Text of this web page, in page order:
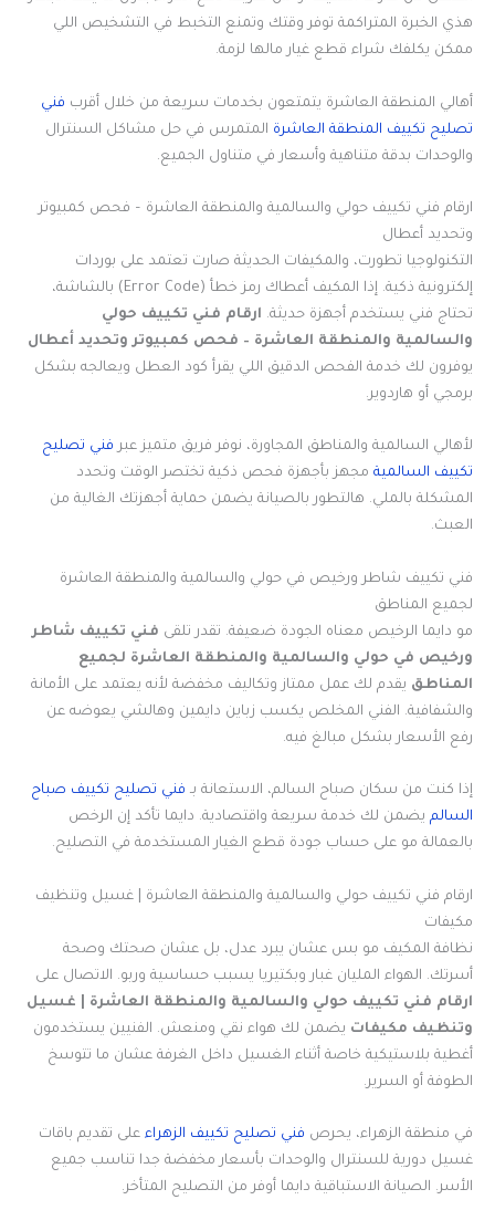
هذي الخبرة المتراكمة توفر وقتك وتمنع التخبط في التشخيص اللي
ممكن يكلفك شراء قطع غيار مالها لزمة.
أهالي المنطقة العاشرة يتمتعون بخدمات سريعة من خلال أقرب فني
تصليح تكييف المنطقة العاشرة المتمرس في حل مشاكل السنترال
والوحدات بدقة متناهية وأسعار في متناول الجميع.
ارقام فني تكييف حولي والسالمية والمنطقة العاشرة – فحص كمبيوتر
وتحديد أعطال
التكنولوجيا تطورت، والمكيفات الحديثة صارت تعتمد على بوردات
إلكترونية ذكية. إذا المكيف أعطاك رمز خطأ (Error Code) بالشاشة،
تحتاج فني يستخدم أجهزة حديثة. ارقام فني تكييف حولي
والسالمية والمنطقة العاشرة – فحص كمبيوتر وتحديد أعطال
يوفرون لك خدمة الفحص الدقيق اللي يقرأ كود العطل ويعالجه بشكل
برمجي أو هاردوير.
لأهالي السالمية والمناطق المجاورة، نوفر فريق متميز عبر فني تصليح
تكييف السالمية مجهز بأجهزة فحص ذكية تختصر الوقت وتحدد
المشكلة بالملي. هالتطور بالصيانة يضمن حماية أجهزتك الغالية من
العبث.
فني تكييف شاطر ورخيص في حولي والسالمية والمنطقة العاشرة
لجميع المناطق
مو دايما الرخيص معناه الجودة ضعيفة. تقدر تلقى فني تكييف شاطر
ورخيص في حولي والسالمية والمنطقة العاشرة لجميع
المناطق يقدم لك عمل ممتاز وتكاليف مخفضة لأنه يعتمد على الأمانة
والشفافية. الفني المخلص يكسب زباين دايمين وهالشي يعوضه عن
رفع الأسعار بشكل مبالغ فيه.
إذا كنت من سكان صباح السالم، الاستعانة بـ فني تصليح تكييف صباح
السالم يضمن لك خدمة سريعة واقتصادية. دايما تأكد إن الرخص
بالعمالة مو على حساب جودة قطع الغيار المستخدمة في التصليح.
ارقام فني تكييف حولي والسالمية والمنطقة العاشرة | غسيل وتنظيف
مكيفات
نظافة المكيف مو بس عشان يبرد عدل، بل عشان صحتك وصحة
أسرتك. الهواء المليان غبار وبكتيريا يسبب حساسية وربو. الاتصال على
ارقام فني تكييف حولي والسالمية والمنطقة العاشرة | غسيل
وتنظيف مكيفات يضمن لك هواء نقي ومنعش. الفنيين يستخدمون
أغطية بلاستيكية خاصة أثناء الغسيل داخل الغرفة عشان ما تتوسخ
الطوفة أو السرير.
في منطقة الزهراء، يحرص فني تصليح تكييف الزهراء على تقديم باقات
غسيل دورية للسنترال والوحدات بأسعار مخفضة جدا تناسب جميع
الأسر. الصيانة الاستباقية دايما أوفر من التصليح المتأخر.